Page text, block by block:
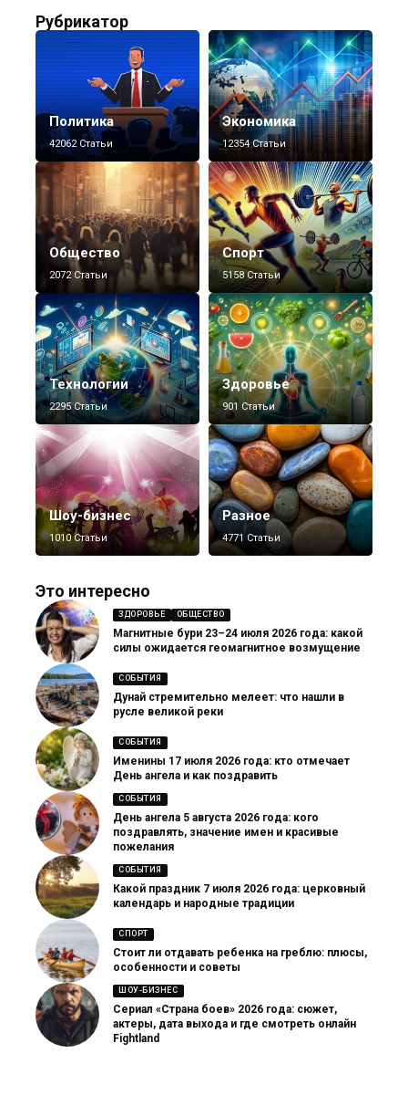
Рубрикатор
Политика
42062 Статьи
Экономика
12354 Статьи
Общество
2072 Статьи
Спорт
5158 Статьи
Технологии
2295 Статьи
Здоровье
901 Статьи
Шоу-бизнес
1010 Статьи
Разное
4771 Статьи
Это интересно
ЗДОРОВЬЕ ОБЩЕСТВО
Магнитные бури 23–24 июля 2026 года: какой
силы ожидается геомагнитное возмущение
СОБЫТИЯ
Дунай стремительно мелеет: что нашли в
русле великой реки
СОБЫТИЯ
Именины 17 июля 2026 года: кто отмечает
День ангела и как поздравить
СОБЫТИЯ
День ангела 5 августа 2026 года: кого
поздравлять, значение имен и красивые
пожелания
СОБЫТИЯ
Какой праздник 7 июля 2026 года: церковный
календарь и народные традиции
СПОРТ
Стоит ли отдавать ребенка на греблю: плюсы,
особенности и советы
ШОУ-БИЗНЕС
Сериал «Страна боев» 2026 года: сюжет,
актеры, дата выхода и где смотреть онлайн
Fightland